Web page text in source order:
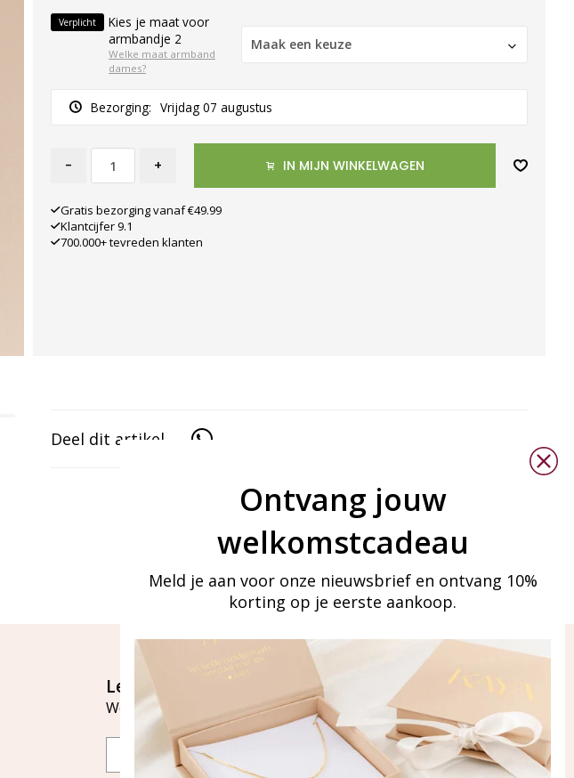
Verplicht
Kies je maat voor
armbandje 2
Welke maat armband
dames?
Maak een keuze
Bezorging: Vrijdag 07 augustus
- + IN MIJN WINKELWAGEN
Gratis bezorging vanaf €49.99
Klantcijfer 9.1
700.000+ tevreden klanten
Deel dit artikel
Let's stay in touch
Word lid van onze mailinglijst
Ontvang jouw
welkomstcadeau
Meld je aan voor onze nieuwsbrief en ontvang 10%
korting op je eerste aankoop.